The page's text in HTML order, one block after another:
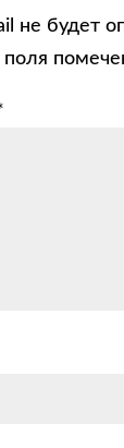
не будет